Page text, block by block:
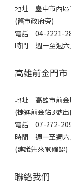
地址｜ 臺中市西
(舊市政府旁)
電話｜ 04-2221-
時間｜週一至週
高雄前金門市
地址｜ 高雄市前
(捷運前金站3號出
電話｜ 07-272-
時間｜週一至週
(建議先來電確認)
聯絡我們